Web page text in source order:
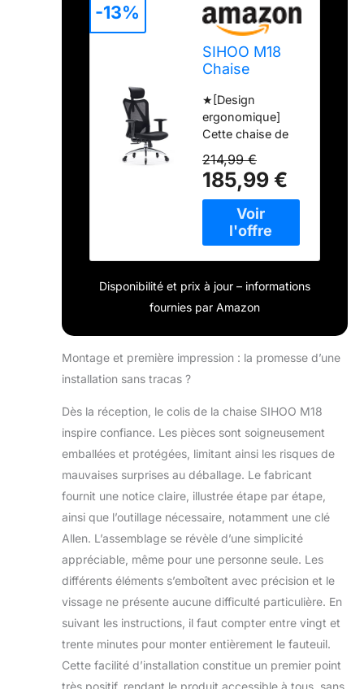
SIHOO M18
Chaise
Bureau,
Support
Lombaire
Ajustable, Noir
★[Design
ergonomique]
Cette chaise de
de 5 réglages
ergonomiques
vous aident à
trouver la position
assise la plus
périodes de
temps. Le dossier
de l'appuie-tête, le
réglage de la
siège, ainsi que
réglables en
hauteur, vous
offrent une
expérience
personnalisée.
★[Dossier en
maille
respirante]Les
fauteuil de bureau
en maille de haute
qualité ont des
dossiers
élastiques qui
vous procurent
une sensation de
214,99 €
185,99 €
-13%
Disponibilité et prix à jour – informations
fournies par Amazon
Montage et première impression : la promesse d’une
installation sans tracas ?
Dès la réception, le colis de la chaise SIHOO M18
inspire confiance. Les pièces sont soigneusement
emballées et protégées, limitant ainsi les risques de
mauvaises surprises au déballage. Le fabricant
fournit une notice claire, illustrée étape par étape,
ainsi que l’outillage nécessaire, notamment une clé
Allen. L’assemblage se révèle d’une simplicité
appréciable, même pour une personne seule. Les
différents éléments s’emboîtent avec précision et le
vissage ne présente aucune difficulté particulière. En
suivant les instructions, il faut compter entre vingt et
trente minutes pour monter entièrement le fauteuil.
Cette facilité d’installation constitue un premier point